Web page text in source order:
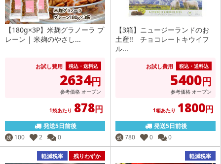
【180g×3P】米麹グラノーラ プ
レーン | 米麹のやさし...
お試し費用 税込・送料込
2634円
参考価格 オープン
1袋あたり 878円
発送5日前後
残 100 2 0
【3箱】ニュージーランドのお
土産!! チョコレートキウイフ
ル...
お試し費用 税込・送料込
5400円
参考価格 オープン
1箱あたり 1800円
発送5日前後
残 780 0 0
軽減税率 残りわずか 軽減税率